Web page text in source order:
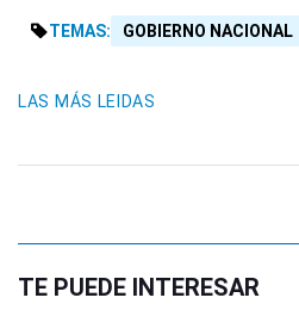
TEMAS: GOBIERNO NACIONAL
LAS MÁS LEIDAS
TE PUEDE INTERESAR